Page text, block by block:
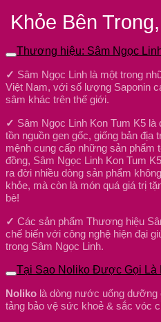
Khỏe Bên
Thương hiệu: Sâm Ngọc
✓ Sâm Ngọc Linh là một trong
Việt Nam, với số lượng Saponin
sâm khác trên thế giới.
✓ Sâm Ngọc Linh Kon Tum K5
tồn nguồn gen gốc, giống bản
mệnh cung cấp những sản phẩm
đồng, Sâm Ngọc Linh Kon Tum
ra đời nhiều dòng sản phẩm
khỏe, mà còn là món quá giá trị
bè!
✓ Các sản phẩm Thương hiệu
chế biến với công nghệ hiện đại
trong Sâm Ngọc Linh.
Tại Sao Noliko Được Gọi Là
Noliko là dòng nước uống dưỡng
tảng bảo vệ sức khoẻ & sắc vóc